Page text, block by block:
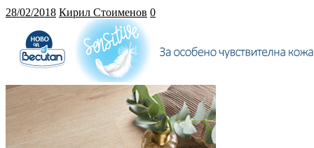
28/02/2018 Кирил Стоименов 0